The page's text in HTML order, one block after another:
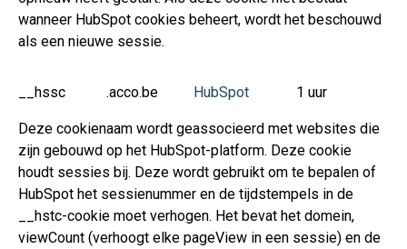
wanneer HubSpot cookies beheert, wordt het beschouwd
als een nieuwe sessie.
__hssc .acco.be HubSpot 1 uur
Deze cookienaam wordt geassocieerd met websites die
zijn gebouwd op het HubSpot-platform. Deze cookie
houdt sessies bij. Deze wordt gebruikt om te bepalen of
HubSpot het sessienummer en de tijdstempels in de
__hstc-cookie moet verhogen. Het bevat het domein,
viewCount (verhoogt elke pageView in een sessie) en de